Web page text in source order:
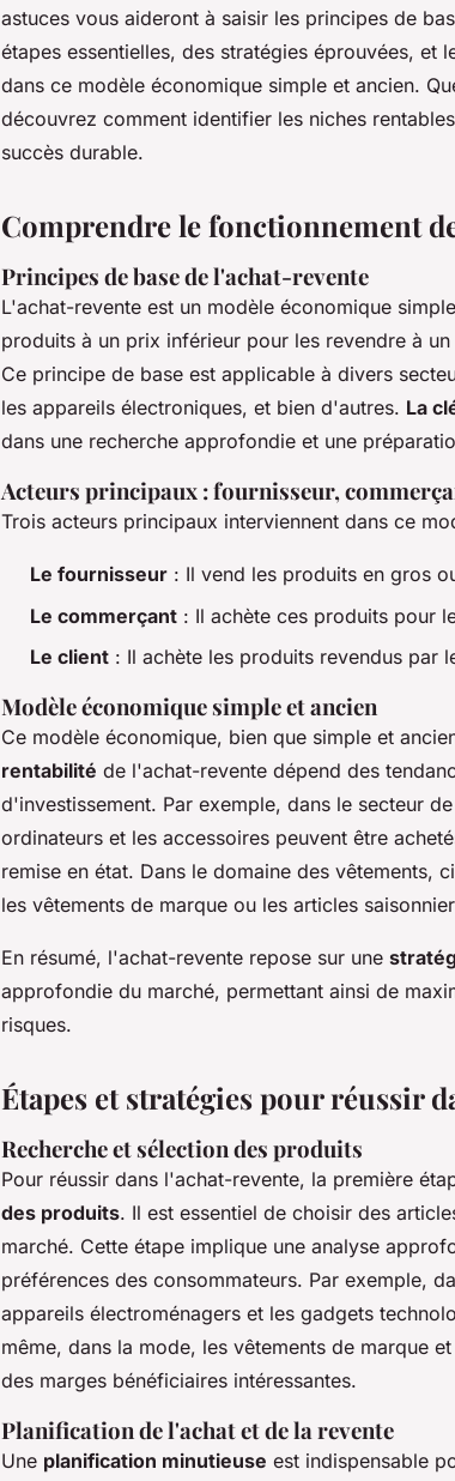
astuces vous aideront à saisir les principes de
étapes essentielles, des stratégies éprouvées, et
dans ce modèle économique simple et ancien.
découvrez comment identifier les niches
succès durable.
Comprendre le fonctionnement
Principes de base de l'achat-revente
L'achat-revente est un modèle économique
produits à un prix inférieur pour les revendre à
Ce principe de base est applicable à divers
les appareils électroniques, et bien d'autres. La
dans une recherche approfondie et une
Acteurs principaux : fournisseur,
Trois acteurs principaux interviennent dans ce
Le fournisseur : Il vend les produits en gros
Le commerçant : Il achète ces produits pour
Le client : Il achète les produits revendus par
Modèle économique simple et ancien
Ce modèle économique, bien que simple et
rentabilité de l'achat-revente dépend des
d'investissement. Par exemple, dans le secteur
ordinateurs et les accessoires peuvent être
remise en état. Dans le domaine des vêtements,
les vêtements de marque ou les articles
En résumé, l'achat-revente repose sur une
approfondie du marché, permettant ainsi de
risques.
Étapes et stratégies pour réussir
Recherche et sélection des produits
Pour réussir dans l'achat-revente, la première
des produits. Il est essentiel de choisir des
marché. Cette étape implique une analyse
préférences des consommateurs. Par exemple,
appareils électroménagers et les gadgets
même, dans la mode, les vêtements de marque
des marges bénéficiaires intéressantes.
Planification de l'achat et de la revente
Une planification minutieuse est indispensable